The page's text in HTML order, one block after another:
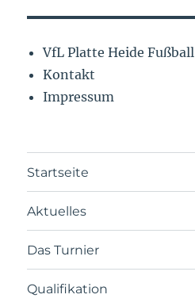
VfL Platte Heide Fußball
Kontakt
Impressum
Startseite
Aktuelles
Das Turnier
Qualifikation